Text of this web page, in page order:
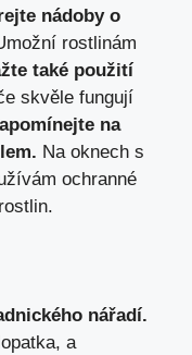
nádoby o
rostlinám
také použití
skvěle fungují
na
Na oknech s
ochranné
nářadí.
a